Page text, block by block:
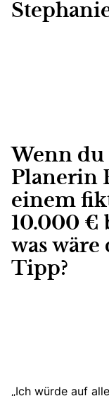
Wenn du
Planerin
einem
10.000 €
was
Tipp?
„Ich würde auf